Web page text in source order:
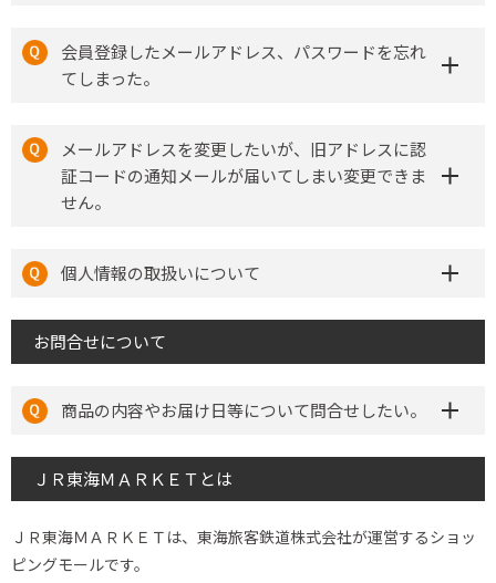
会員登録したメールアドレス、パスワードを忘れ
てしまった。
メールアドレスを変更したいが、旧アドレスに認
証コードの通知メールが届いてしまい変更できま
せん。
個人情報の取扱いについて
お問合せについて
商品の内容やお届け日等について問合せしたい。
ＪＲ東海ＭＡＲＫＥＴとは
ＪＲ東海ＭＡＲＫＥＴは、東海旅客鉄道株式会社が運営するショッ
ピングモールです。